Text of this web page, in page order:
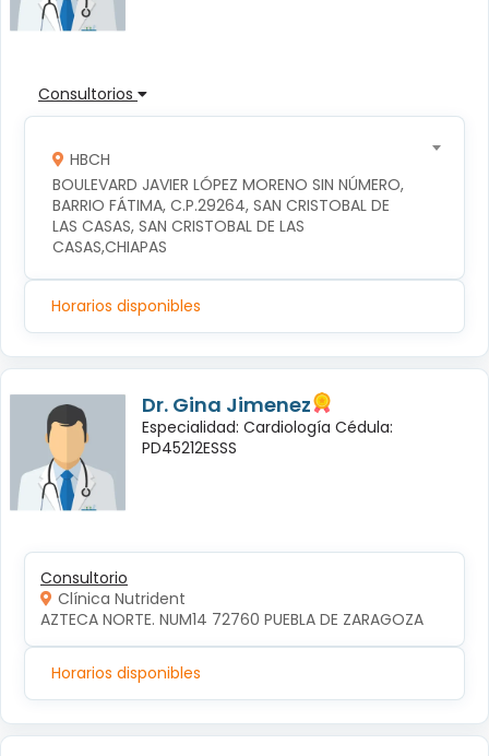
Consultorios
HBCH
BOULEVARD JAVIER LÓPEZ MORENO SIN NÚMERO,
BARRIO FÁTIMA, C.P.29264, SAN CRISTOBAL DE
LAS CASAS, SAN CRISTOBAL DE LAS
CASAS,CHIAPAS
Horarios disponibles
Dr. Gina Jimenez
Especialidad: Cardiología Cédula:
PD45212ESSS
Consultorio
Clínica Nutrident
AZTECA NORTE. NUM14 72760 PUEBLA DE ZARAGOZA
Horarios disponibles